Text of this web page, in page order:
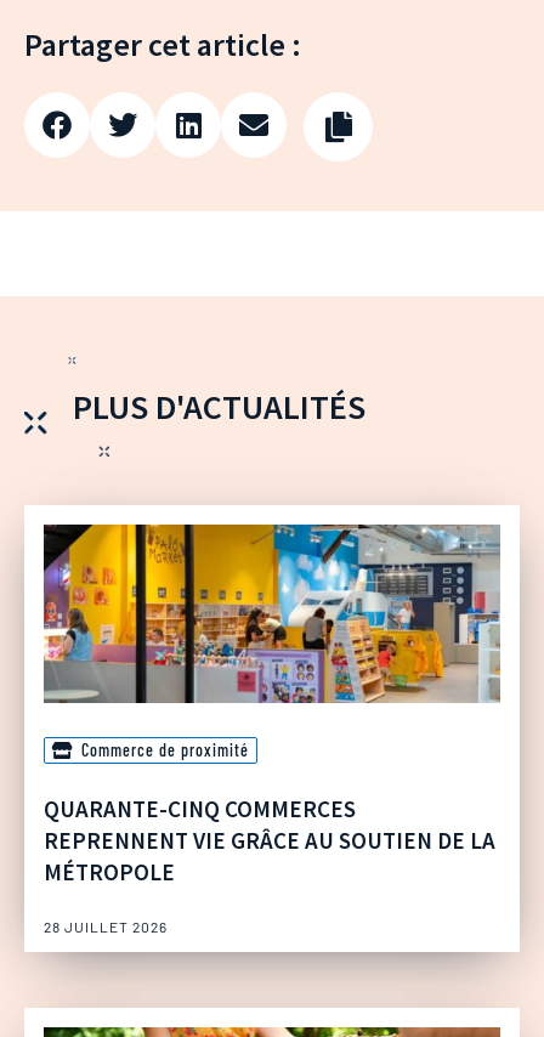
Partager cet article :
PLUS D'ACTUALITÉS
Commerce de proximité
QUARANTE-CINQ COMMERCES
REPRENNENT VIE GRÂCE AU SOUTIEN DE LA
MÉTROPOLE
28 JUILLET 2026